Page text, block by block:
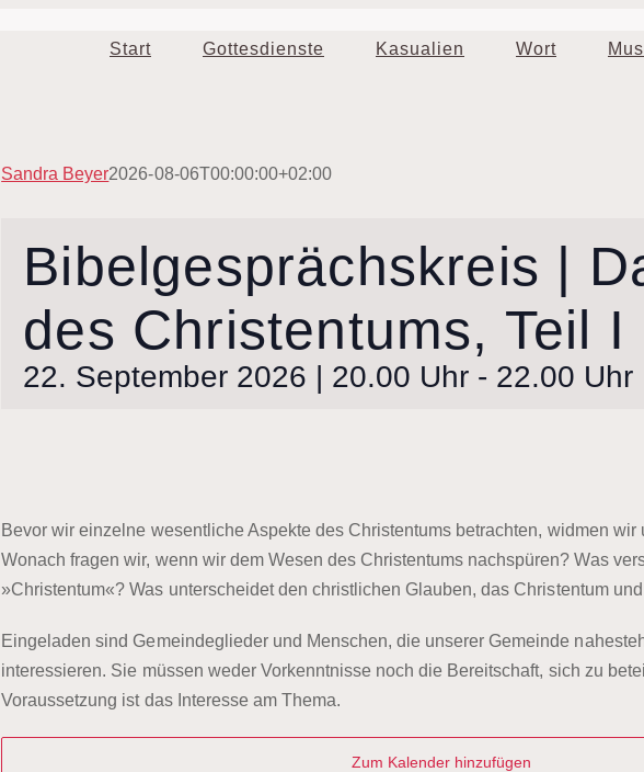
Start Gottesdienste Kasualien Wort
Sandra Beyer2026-08-06T00:00:00+02:00
Bibelgesprächskreis |
des Christentums, Teil I
22. September 2026 | 20.00 Uhr - 22.00 Uhr
Bevor wir einzelne wesentliche Aspekte des Christentums betrachten, widmen wir
Wonach fragen wir, wenn wir dem Wesen des Christentums nachspüren? Was
»Christentum«? Was unterscheidet den christlichen Glauben, das Christentum
Eingeladen sind Gemeindeglieder und Menschen, die unserer Gemeinde
interessieren. Sie müssen weder Vorkenntnisse noch die Bereitschaft, sich zu
Voraussetzung ist das Interesse am Thema.
Zum Kalender hinzufügen